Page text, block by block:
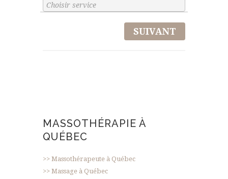
SUIVANT
MASSOTHÉRAPIE À
QUÉBEC
>> Massothérapeute à Québec
>> Massage à Québec